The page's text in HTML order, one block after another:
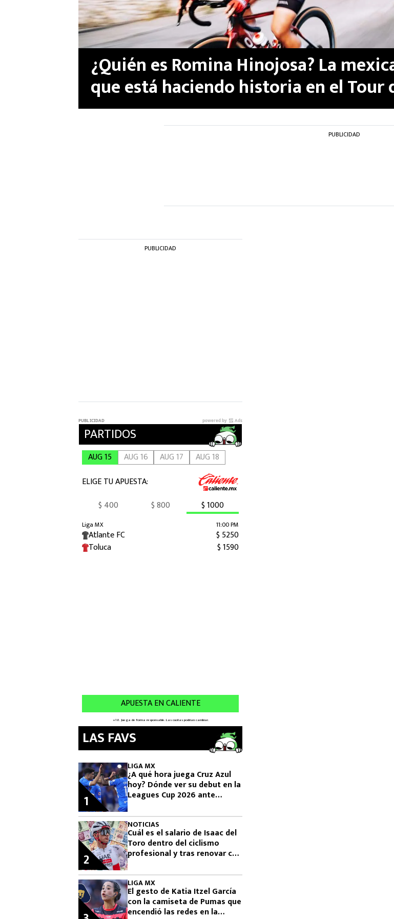
¿Quién es Romina Hinojosa? La
que está haciendo historia en el Tour
Francia
PUBLICIDAD
PUBLICIDAD
LAS FAVS
LIGA MX
¿A qué hora juega Cruz Azul
hoy? Dónde ver su debut en la
Leagues Cup 2026 ante
1
NOTICIAS
Cuál es el salario de Isaac del
Toro dentro del ciclismo
profesional y tras renovar con
2
LIGA MX
El gesto de Katia Itzel García
con la camiseta de Pumas que
encendió las redes en la